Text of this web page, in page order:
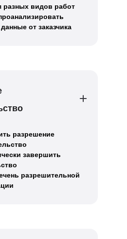
разных видов работ
от заказчика
разрешение
завершить
разрешительной